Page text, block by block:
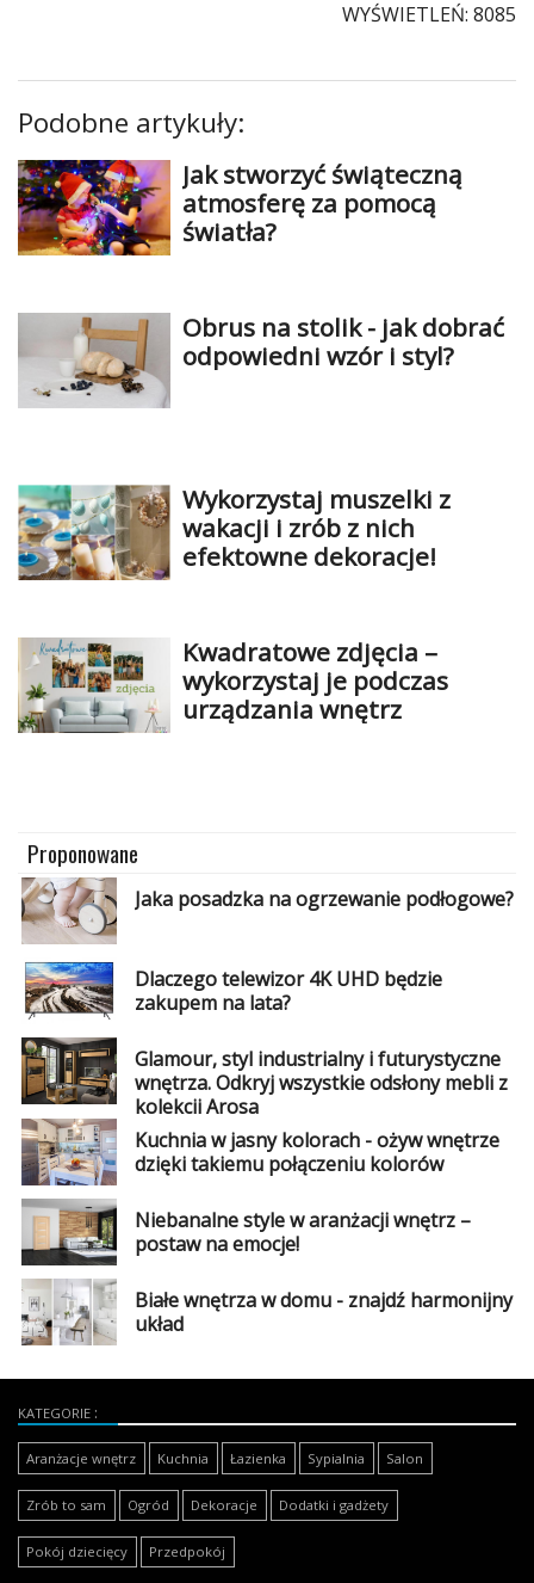
WYŚWIETLEŃ: 8085
Podobne artykuły:
Jak stworzyć świąteczną
atmosferę za pomocą
światła?
Obrus na stolik - jak dobrać
odpowiedni wzór i styl?
Wykorzystaj muszelki z
wakacji i zrób z nich
efektowne dekoracje!
Kwadratowe zdjęcia –
wykorzystaj je podczas
urządzania wnętrz
Proponowane
Jaka posadzka na ogrzewanie podłogowe?
Dlaczego telewizor 4K UHD będzie
zakupem na lata?
Glamour, styl industrialny i futurystyczne
wnętrza. Odkryj wszystkie odsłony mebli z
kolekcji Arosa
Kuchnia w jasny kolorach - ożyw wnętrze
dzięki takiemu połączeniu kolorów
Niebanalne style w aranżacji wnętrz –
postaw na emocje!
Białe wnętrza w domu - znajdź harmonijny
układ
KATEGORIE
Aranżacje wnętrz Kuchnia Łazienka Sypialnia Salon
Zrób to sam Ogród Dekoracje Dodatki i gadżety
Pokój dziecięcy Przedpokój